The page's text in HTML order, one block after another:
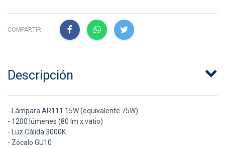
COMPARTIR:
Descripción
- Lámpara AR111 15W (equivalente 75W)
- 1200 lúmenes (80 lm x vatio)
- Luz Cálida 3000K
- Zócalo GU10